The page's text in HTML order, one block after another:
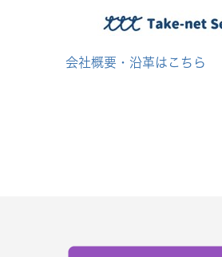
会社概要・沿革はこちら